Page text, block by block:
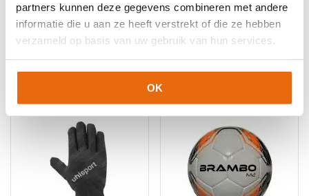
partners kunnen deze gegevens combineren met andere
informatie die u aan ze heeft verstrekt of die ze hebben
verzameld op basis van uw gebruik van hun services.
OK
Stanno Sokophouder
Donker Blauw
€8,99 Oorspronkelijke
prijs
was:
€8,10 Huidige
prijs
is:
GloveGlu Goalkeeper
Formula
€19,00Oorspronkelijke
prijs
was:
€17,10Huidige
prijs
is: